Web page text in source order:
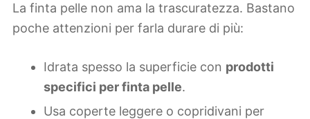
La finta pelle non ama la trascuratezza. Bastano
poche attenzioni per farla durare di più:
Idrata spesso la superficie con prodotti
specifici per finta pelle.
Usa coperte leggere o copridivani per